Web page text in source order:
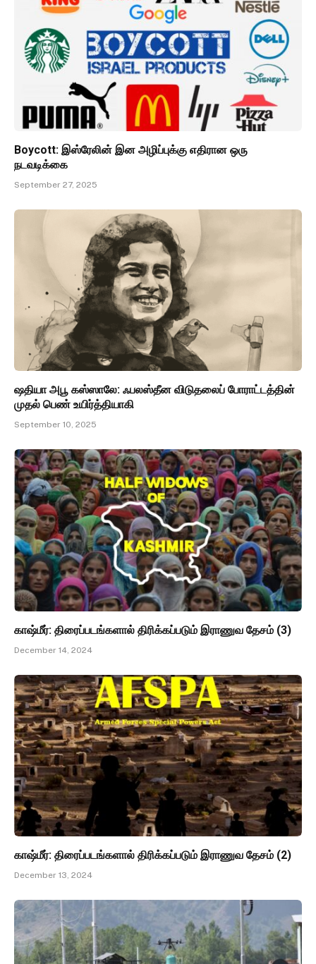
Boycott: இஸ்ரேலின் இன அழிப்புக்கு எதிரான ஒரு
நடவடிக்கை
September 27, 2025
ஷதியா அபூ கஸ்ஸாலே: ஃபலஸ்தீன விடுதலைப் போராட்டத்தின்
முதல் பெண் உயிர்த்தியாகி
September 10, 2025
காஷ்மீர்: திரைப்படங்களால் திரிக்கப்படும் இராணுவ தேசம் (3)
December 14, 2024
காஷ்மீர்: திரைப்படங்களால் திரிக்கப்படும் இராணுவ தேசம் (2)
December 13, 2024